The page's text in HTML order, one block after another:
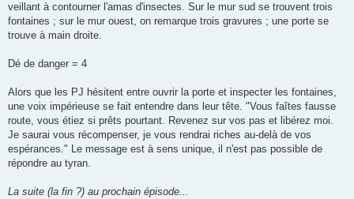
veillant à contourner l'amas d'insectes. Sur le mur sud se trouvent trois
fontaines ; sur le mur ouest, on remarque trois gravures ; une porte se
trouve à main droite.
Dé de danger = 4
Alors que les PJ hésitent entre ouvrir la porte et inspecter les fontaines,
une voix impérieuse se fait entendre dans leur tête. "Vous faîtes fausse
route, vous étiez si prêts pourtant. Revenez sur vos pas et libérez moi.
Je saurai vous récompenser, je vous rendrai riches au-delà de vos
espérances." Le message est à sens unique, il n'est pas possible de
répondre au tyran.
La suite (la fin ?) au prochain épisode...